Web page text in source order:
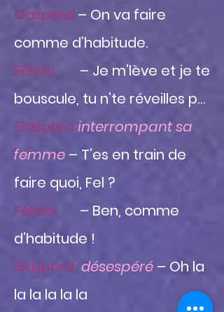
Gaspard – On va faire
comme d’habitude.
Félicia – Je m’lève et je te
bouscule, tu n’te réveilles p…
Gaspard interrompant sa
femme – T’es en train de
faire quoi, Fel ?
Félicia – Ben, comme
d’habitude !
Gaspard désespéré – Oh la
la la la la la